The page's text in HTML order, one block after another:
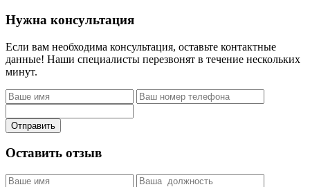
Нужна консультация
Если вам необходима консультация, оставьте контактные
данные! Наши специалисты перезвонят в течение нескольких
минут.
Отправить
Оставить отзыв